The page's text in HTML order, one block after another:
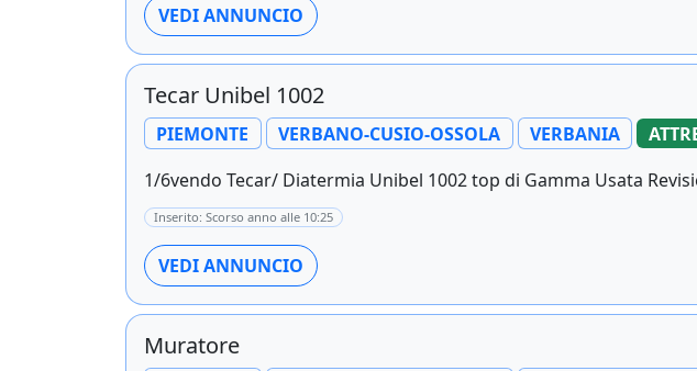
VEDI ANNUNCIO
Tecar Unibel 1002
PIEMONTE VERBANO-CUSIO-OSSOLA VERBANIA
1/6vendo Tecar/ Diatermia Unibel 1002 top di Gamma Usata
Inserito: Scorso anno alle 10:25
VEDI ANNUNCIO
Muratore